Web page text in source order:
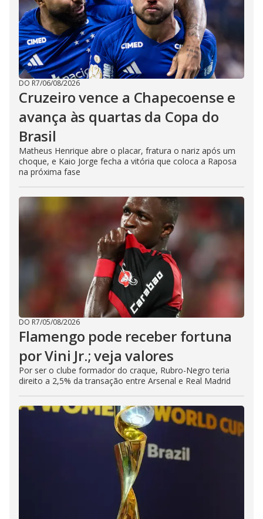
DO R7/06/08/2026
Cruzeiro vence a Chapecoense e
avança às quartas da Copa do
Brasil
Matheus Henrique abre o placar, fratura o nariz após um
choque, e Kaio Jorge fecha a vitória que coloca a Raposa
na próxima fase
DO R7/05/08/2026
Flamengo pode receber fortuna
por Vini Jr.; veja valores
Por ser o clube formador do craque, Rubro-Negro teria
direito a 2,5% da transação entre Arsenal e Real Madrid